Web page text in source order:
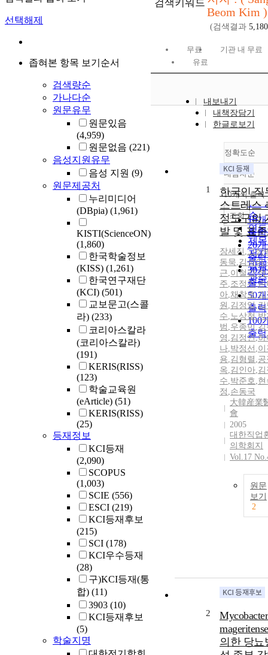
선택해제
좁혀본 항목 보기순서
검색량순
가나다순
원문유무
원문있음
(4,959)
원문없음 (221)
음성지원유무
음성 지원 (9)
원문제공처
누리미디어
(DBpia) (1,961)
KISTI(ScienceON)
(1,860)
한국학술정보
(KISS) (1,261)
한국연구재단
(KCI) (501)
교보문고(스콜
라) (233)
코리아스칼라
(코리아스칼라)
(191)
KERIS(RISS)
(123)
학술교육원
(eArticle) (51)
KERIS(RISS)
(25)
등재정보
KCI등재
(2,090)
SCOPUS
(1,003)
SCIE (556)
ESCI (219)
KCI등재후보
(215)
SCI (178)
KCI우수등재
(28)
구)KCI등재(통
합) (11)
3903 (10)
KCI등재후보
(5)
학술지명
검색키워드
Beom Kim )
(검색결과 5,180
무료
기관 내 무료
유료
내보내기
내책장담기
한글로보기
정확도순
정
순
인
순
연
제
저
발
관순
내림차순
내
10개씩 출력
10
출력
20
출력
30
출력
50
출력
100
출력
조회
1
한국인 직
스트레스
정도구의
발 및 표
장세진 ,고상
동묵,김성아,
근,이철갑,정
주,조정진,손
아,채창호,김
원 ,김정일,김
수,노상철,박
범 ,우종민,김
영 ,김정연,하
나,박정선 ,이
용,김형렬 ,공
옥,김인아,김
수,박준호,현
정 ,손동국
大韓産業
會
2005
대한직업
의학회지
Vol.17
원문
보기
2
2
의한 당뇨